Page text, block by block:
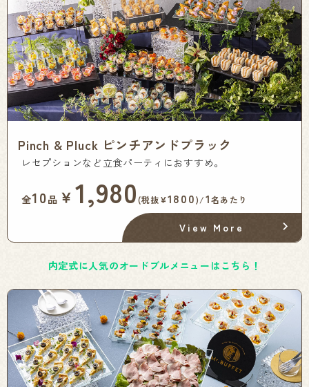
Pinch & Pluck ピンチアンドプラック
レセプションなど立食パーティにおすすめ。
全10品 ￥ 1,980(税抜¥1800)/1名あたり
View More
内定式に人気のオードブルメニューはこちら！